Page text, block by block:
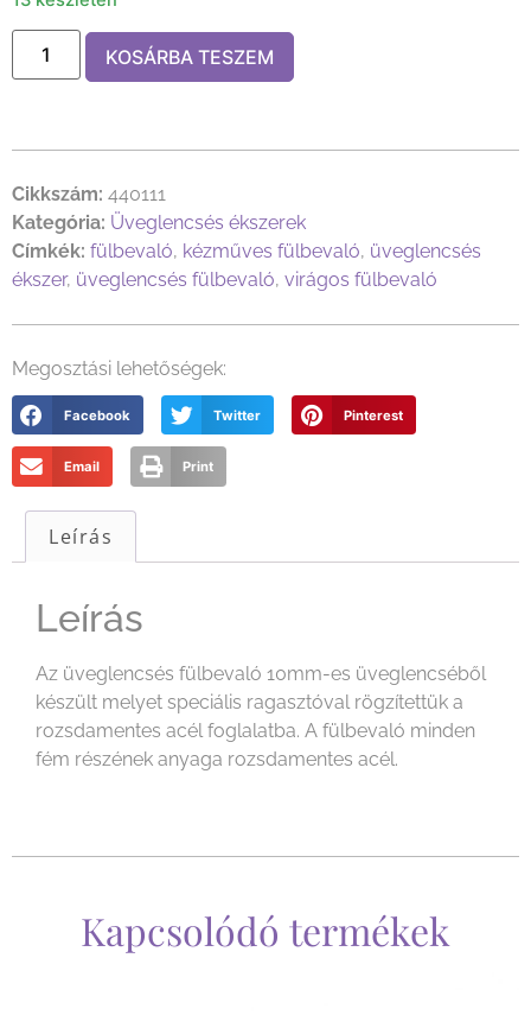
KOSÁRBA TESZEM
Cikkszám: 440111
Kategória: Üveglencsés ékszerek
Címkék: fülbevaló, kézműves fülbevaló, üveglencsés
ékszer, üveglencsés fülbevaló, virágos fülbevaló
Megosztási lehetőségek:
Facebook Twitter Pinterest
Email Print
Leírás
Leírás
Az üveglencsés fülbevaló 10mm-es üveglencséből
készült melyet speciális ragasztóval rögzítettük a
rozsdamentes acél foglalatba. A fülbevaló minden
fém részének anyaga rozsdamentes acél.
Kapcsolódó termékek